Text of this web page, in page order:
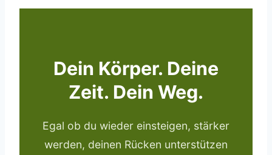
Dein Körper. Deine
Zeit. Dein Weg.
Egal ob du wieder einsteigen, stärker
werden, deinen Rücken unterstützen